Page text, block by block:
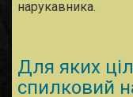
нарукавника.
Для яких
спилковий